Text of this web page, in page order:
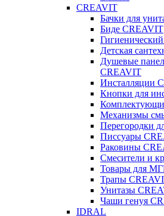
CREAVIT
Бачки для
Биде CREAVIT
Детская
Душевые
CREAVIT
Инсталляции
Кнопки для
Механизмы
Перегородки
Писсуары
Раковины
Смесители и
Товары для
Трапы
Унитазы
Чаши генуя
IDRAL